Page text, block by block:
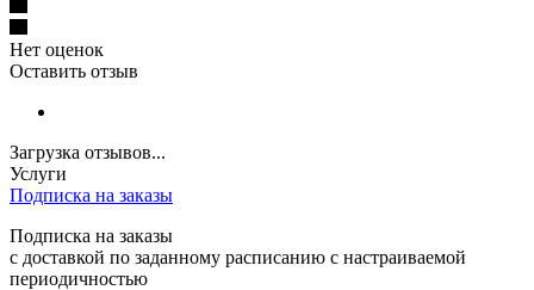
Нет оценок
Оставить отзыв
Загрузка отзывов...
Услуги
Подписка на заказы
Подписка на заказы
с доставкой по заданному расписанию с настраиваемой
периодичностью